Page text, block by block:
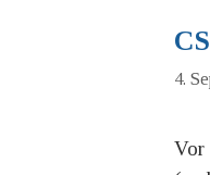
4.
Vor